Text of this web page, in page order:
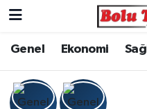
Genel Ekonomi